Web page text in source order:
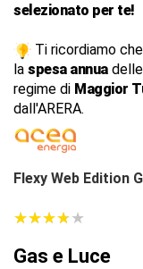
selezionato per te!
Ti ricordiamo
la spesa annuadelle
regime di Maggior
dall'ARERA.
Flexy Web Edition
★★★★★
★★★★★
Gas e Luce